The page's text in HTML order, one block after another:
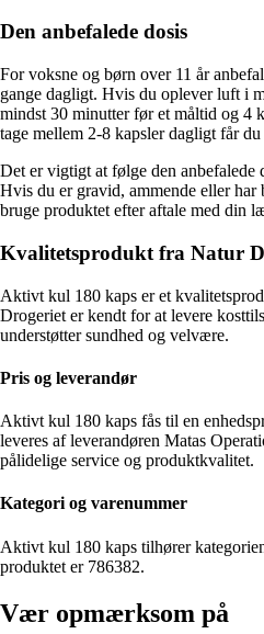
Den anbefalede dosis
For voksne og børn over 11 år
gange dagligt. Hvis du oplever luft i
mindst 30 minutter før et måltid og 4
tage mellem 2-8 kapsler dagligt får
Det er vigtigt at følge den anbefalede
Hvis du er gravid, ammende eller har
bruge produktet efter aftale med din
Kvalitetsprodukt fra Natur
Aktivt kul 180 kaps er et
Drogeriet er kendt for at levere
understøtter sundhed og velvære.
Pris og leverandør
Aktivt kul 180 kaps fås til en
leveres af leverandøren Matas
pålidelige service og produktkvalitet.
Kategori og varenummer
Aktivt kul 180 kaps tilhører
produktet er 786382.
Vær opmærksom på